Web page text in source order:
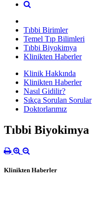
Tıbbi Birimler
Temel Tıp Bilimleri
Tıbbi Biyokimya
Klinikten Haberler
Klinik Hakkında
Klinikten Haberler
Nasıl Gidilir?
Sıkça Sorulan Sorular
Doktorlarımız
Tıbbi Biyokimya
Klinikten Haberler